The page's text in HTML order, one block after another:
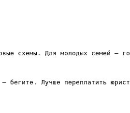
схемы. Для молодых семей –